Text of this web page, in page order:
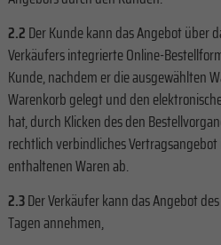
2.2Der Kunde kann das Angebot über
Verkäufers integrierte Online-
Kunde, nachdem er die ausgewählten
Warenkorb gelegt und den
hat, durch Klicken des den
rechtlich verbindliches
enthaltenen Waren ab.
2.3Der Verkäufer kann das Angebot
Tagen annehmen,